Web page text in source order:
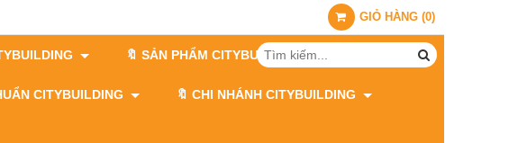
GIỎ HÀNG (0)
🔖 SẢN PHẨM CITYBUILDING
CITYBUILDING 🔖 CHI NHÁNH CITYBUILDING